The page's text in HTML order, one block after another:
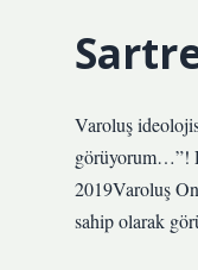
Varoluş
görüyorum…”!
2019Varoluş
sahip olarak